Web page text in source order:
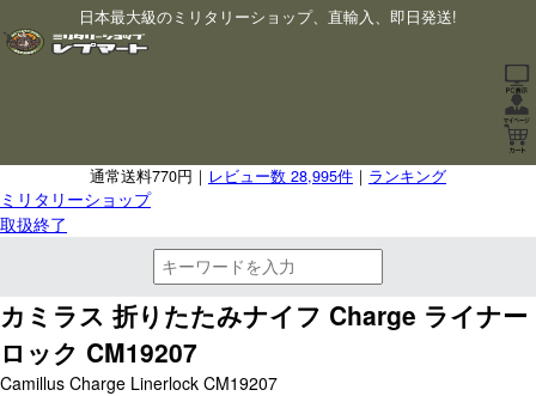
日本最大級のミリタリーショップ、直輸入、即日発送!
通常送料770円｜ レビュー数 28,995件 ｜ ランキング
ミリタリーショップ
取扱終了
カミラス 折りたたみナイフ Charge ライナー
ロック CM19207
Camillus Charge Linerlock CM19207